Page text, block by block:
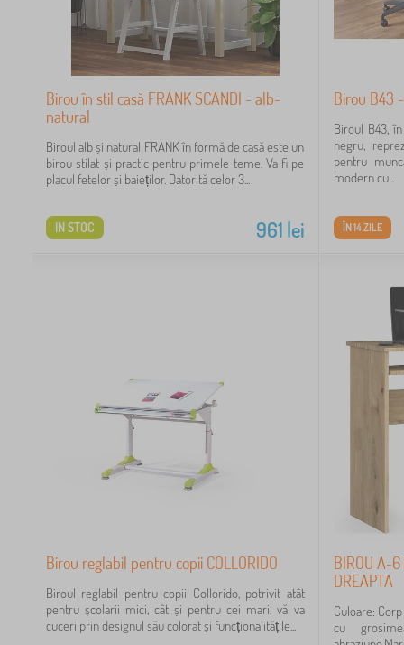
Birou în stil casă FRANK SCANDI - alb-
natural
Biroul alb și natural FRANK în formă de casă este un
birou stilat și practic pentru primele teme. Va fi pe
placul fetelor și baieților. Datorită celor 3...
961 lei
IN STOC
Birou B43
Biroul B43,
negru,
pentru
modern cu...
ÎN 14 ZILE
Birou reglabil pentru copii COLLORIDO
Biroul reglabil pentru copii Collorido, potrivit atât
pentru școlarii mici, cât și pentru cei mari, vă va
cuceri prin designul său colorat și funcționalitățile...
BIROU A-6
DREAPTA
Culoare:
cu